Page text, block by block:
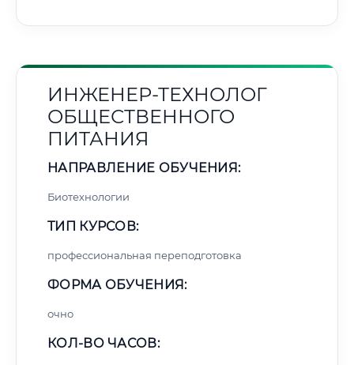
ИНЖЕНЕР-ТЕХНОЛОГ
ОБЩЕСТВЕННОГО
ПИТАНИЯ
НАПРАВЛЕНИЕ ОБУЧЕНИЯ:
Биотехнологии
ТИП КУРСОВ:
профессиональная переподготовка
ФОРМА ОБУЧЕНИЯ:
очно
КОЛ-ВО ЧАСОВ: